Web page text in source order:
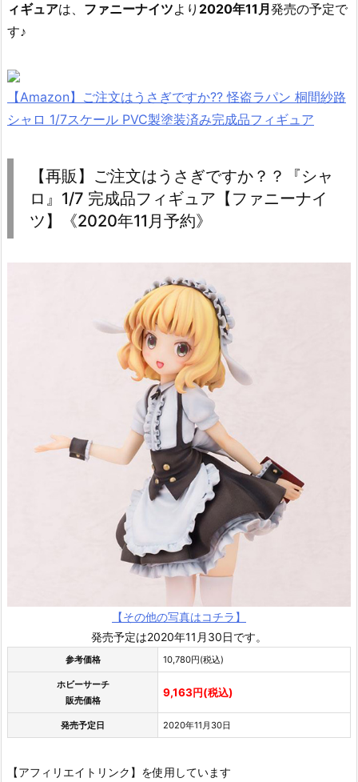
ィギュアは、 ファニーナイツより 2020年11月 発売の予定で
す♪
【Amazon】ご注文はうさぎですか?? 怪盗ラパン 桐間紗路
シャロ 1/7スケール PVC製塗装済み完成品フィギュア
【再販】ご注文はうさぎですか？？『シャ
ロ』1/7 完成品フィギュア【ファニーナイ
ツ】《2020年11月予約》
【その他の写真はコチラ】
発売予定は2020年11月30日です。
参考価格 10,780円(税込)
ホビーサーチ
販売価格
9,163円(税込)
発売予定日 2020年11月30日
【アフィリエイトリンク】を使用しています